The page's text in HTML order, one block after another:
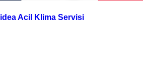
Acil Klima Servisi